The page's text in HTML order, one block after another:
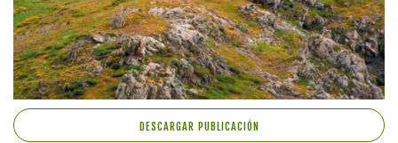
DESCARGAR PUBLICACIÓN